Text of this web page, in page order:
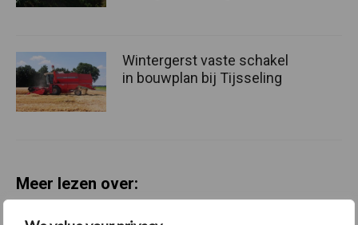
Wintergerst vaste schakel
in bouwplan bij Tijsseling
Meer lezen over: